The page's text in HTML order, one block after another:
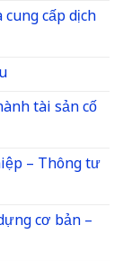
cấp dịch
tài sản cố
– Thông tư
cơ bản –